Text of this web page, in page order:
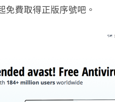
免費取得正版序號吧。